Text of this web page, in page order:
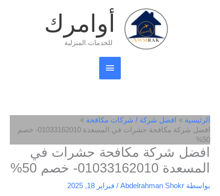
أوامرك
للخدمات المنزلية
القائمة
الرئيسية
الرئيسية
افضل شركة / شركات مكافحة
افضل شركة مكافحة حشرات في المسعدة 01033162010- خصم
50%
افضل شركة مكافحة حشرات في
المسعدة 01033162010- خصم 50%
بواسطة Abdelrahman Shokr
/ فبراير 18, 2025